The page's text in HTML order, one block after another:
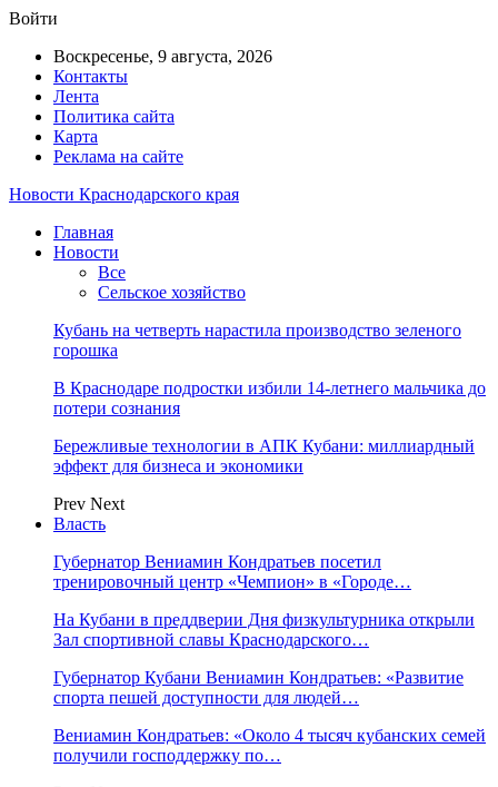
Войти
Воскресенье, 9 августа, 2026
Контакты
Лента
Политика сайта
Карта
Реклама на сайте
Новости Краснодарского края
Главная
Новости
Все
Сельское хозяйство
Кубань на четверть нарастила производство зеленого
горошка
В Краснодаре подростки избили 14-летнего мальчика до
потери сознания
Бережливые технологии в АПК Кубани: миллиардный
эффект для бизнеса и экономики
Prev Next
Власть
Губернатор Вениамин Кондратьев посетил
тренировочный центр «Чемпион» в «Городе…
На Кубани в преддверии Дня физкультурника открыли
Зал спортивной славы Краснодарского…
Губернатор Кубани Вениамин Кондратьев: «Развитие
спорта пешей доступности для людей…
Вениамин Кондратьев: «Около 4 тысяч кубанских семей
получили господдержку по…